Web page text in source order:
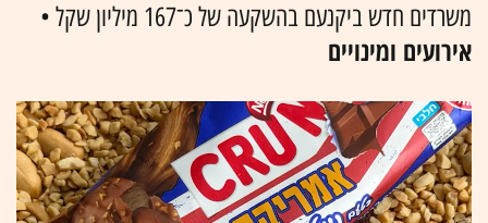
משרדים חדש ביקנעם בהשקעה של כ־167 מיליון שקל •
אירועים ומינויים